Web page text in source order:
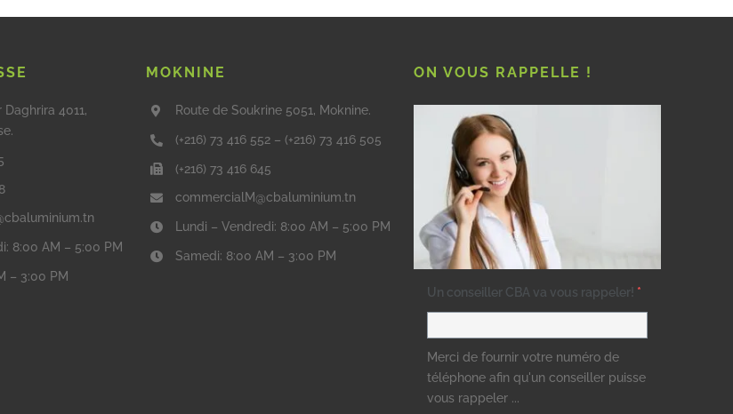
4011,
8:00 AM – 5:00 PM
– 3:00 PM
MOKNINE
Route de Soukrine 5051, Moknine.
(+216) 73 416 552 – (+216) 73 416 505
(+216) 73 416 645
commercialM@cbaluminium.tn
Lundi – Vendredi: 8:00 AM – 5:00 PM
Samedi: 8:00 AM – 3:00 PM
ON VOUS RAPPELLE !
Un conseiller CBA va vous rappeler! *
Merci de fournir votre numéro de
téléphone afin qu'un conseiller puisse
vous rappeler ...